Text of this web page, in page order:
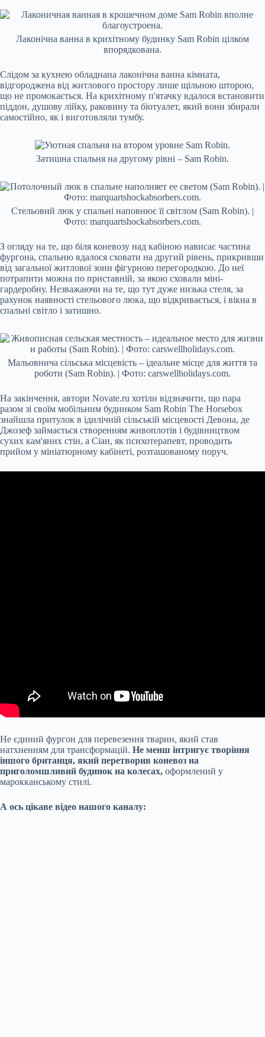
Лаконічна ванна в крихітному будинку Sam Robin цілком
впорядкована.
Слідом за кухнею обладнана лаконічна ванна кімната,
відгороджена від житлового простору лише щільною шторою,
що не промокається. На крихітному п'ятачку вдалося встановити
піддон, душову лійку, раковину та біотуалет, який вони збирали
самостійно, як і виготовляли тумбу.
Затишна спальня на другому рівні – Sam Robin.
Стельовий люк у спальні наповнює її світлом (Sam Robin). |
Фото: marquartshockabsorbers.com.
З огляду на те, що біля коневозу над кабіною нависає частина
фургона, спальню вдалося сховати на другий рівень, прикривши
від загальної житлової зони фігурною перегородкою. До неї
потрапити можна по приставній, за якою сховали міні-
гардеробну. Незважаючи на те, що тут дуже низька стеля, за
рахунок наявності стельового люка, що відкривається, і вікна в
спальні світло і затишно.
Мальовнича сільська місцевість – ідеальне місце для життя та
роботи (Sam Robin). | Фото: carswellholidays.com.
На закінчення, автори Novate.ru хотіли відзначити, що пара
разом зі своїм мобільним будинком Sam Robin The Horsebox
знайшла притулок в ідилічній сільській місцевості Девона, де
Джозеф займається створенням живоплотів і будівництвом
сухих кам'яних стін, а Сіан, як психотерапевт, проводить
прийом у мініатюрному кабінеті, розташованому поруч.
Не єдиний фургон для перевезення тварин, який став
натхненням для трансформацій. Не менш інтригує творіння
іншого британця, який перетворив коневоз на
приголомшливий будинок на колесах, оформлений у
марокканському стилі.
А ось цікаве відео нашого каналу: